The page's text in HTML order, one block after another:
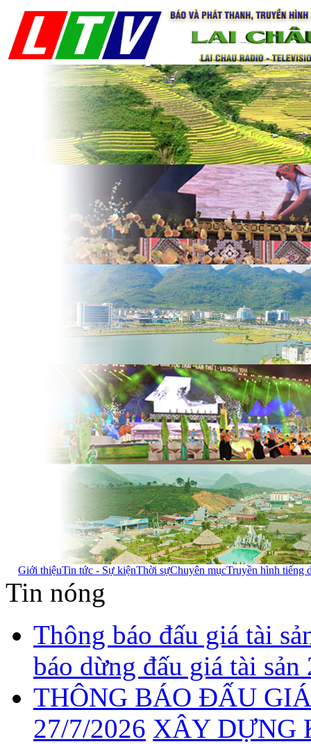
Giới thiệuTin tức - Sự kiệnThời sựChuyên mụcTruyền hình tiếng
Tin nóng
Thông báo đấu giá tài
báo dừng đấu giá tài
THÔNG BÁO ĐẤU
27/7/2026 XÂY DỰNG